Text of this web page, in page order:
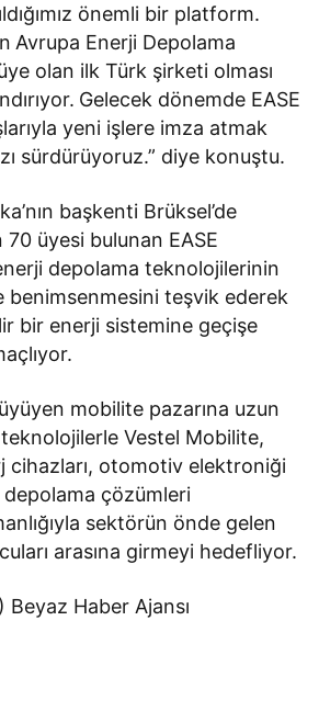
önemli bir platform.
Avrupa Enerji Depolama
olan ilk Türk şirketi olması
Gelecek dönemde EASE
yeni işlere imza atmak
sürdürüyoruz.” diye konuştu.
başkenti Brüksel’de
üyesi bulunan EASE
depolama teknolojilerinin
benimsenmesini teşvik ederek
bir enerji sistemine geçişe
mobilite pazarına uzun
teknolojilerle Vestel Mobilite,
cihazları, otomotiv elektroniği
çözümleri
sektörün önde gelen
arasına girmeyi hedefliyor.
Beyaz Haber Ajansı